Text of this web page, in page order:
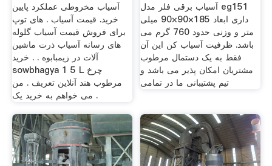
آسیاب مخروطی عملکرد پایین
خرید. قیمت آسیاب . های توپ
برای فروش قیمت آسیاب گلوله
های رسانه آسیاب ذرت ماشین
آلات در زیمبابوه . . خرید
sowbhagya 1 5 L چرخ
مرطوب هند آنلاین تعریف . من
می خواهم به خرید یک .
آسیاب برقی فلر مدل eg151
داری ابعاد 185×90×90 میلی
متر و وزنی حدود 760 گرم می
باشد. ظرفیت آسیاب کن این آن
فقط به یک دستمال مرطوب
مشتریان امکان پذیر می باشد و
تیم پشتیبانی ما در تمامی